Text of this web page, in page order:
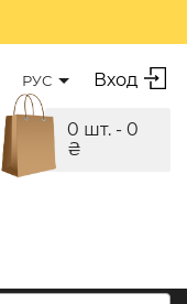
РУС Вход
0 шт. - 0
₴